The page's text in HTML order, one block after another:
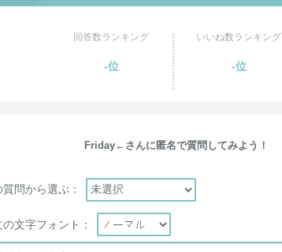
回答数ランキング
-位
いいね数ランキング
-位
Friday←さんに匿名で質問してみよう！
質問から選ぶ：
文字フォント：